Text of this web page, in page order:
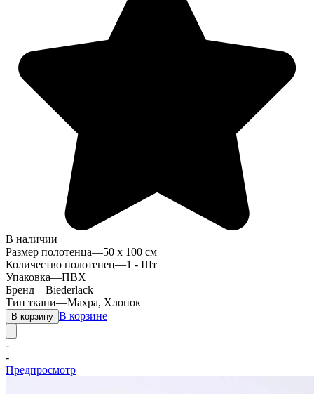
В наличии
Размер полотенца—50 х 100 см
Количество полотенец—1 - Шт
Упаковка—ПВХ
Бренд—Biederlack
Тип ткани—Махра, Хлопок
В корзину В корзине
-
-
Предпросмотр